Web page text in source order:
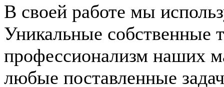
В своей работе мы
Уникальные собственные
профессионализм наших
любые поставленные